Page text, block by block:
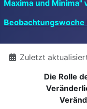
Maxima und Minima"
Beobachtungswoche
DetailsZuletzt
Die Rolle